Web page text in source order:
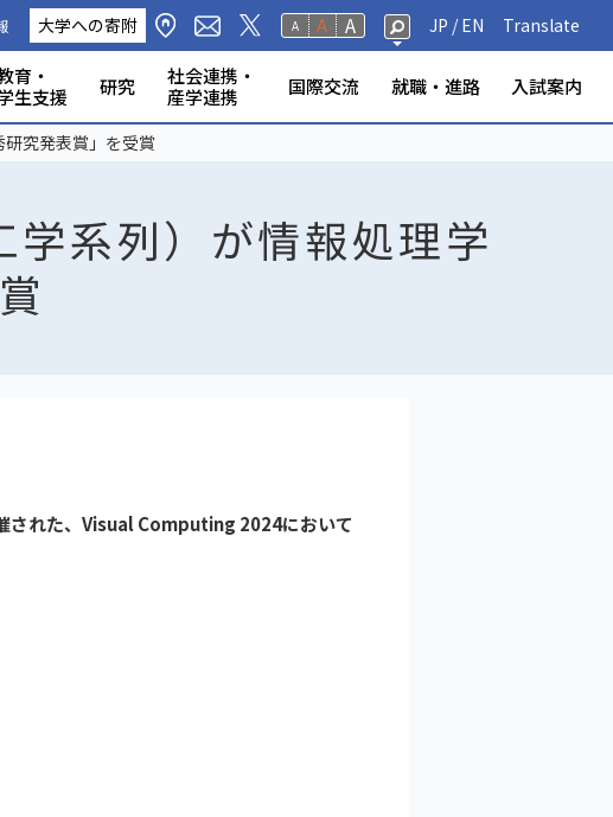
大学への寄附 A A A JP /EN Translate
念と目標・取組
設利用
学広報
育学部
学部
域創造学環
リーン科学技術研究所
構・センター等
育・
生支援
育情報の公表
業料・奨学金
内共通規則
研究
究者情報（教員DB）
たちの研究室
研究フェロー・若手重点研究
組・データベース
社会連携・
産学連携
学連携
国際交流
について
海外から静岡大学への留
就職・進路 入試案内
験用DATABOOK
目等履修生・聴講生・研究
系列）が情報処理学
究発表賞」を受賞
された、Visual Computing 2024において